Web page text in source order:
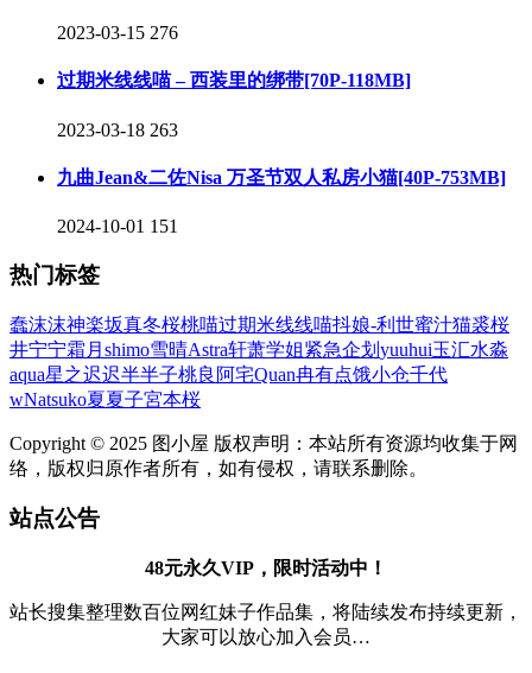
2023-03-15 276
过期米线线喵 – 西装里的绑带[70P-118MB]
2023-03-18 263
九曲Jean&二佐Nisa 万圣节双人私房小猫[40P-753MB]
2024-10-01 151
热门标签
蠢沫沫神楽坂真冬桜桃喵过期米线线喵抖娘-利世蜜汁猫裘桜
井宁宁霜月shimo雪晴Astra轩萧学姐紧急企划 yuuhui玉汇水淼
aqua星之迟迟半半子桃良阿宅Quan冉有点饿小仓千代
wNatsuko夏夏子宮本桜
Copyright © 2025 图小屋 版权声明：本站所有资源均收集于网
络，版权归原作者所有，如有侵权，请联系删除。
站点公告
48元永久VIP，限时活动中！
站长搜集整理数百位网红妹子作品集，将陆续发布持续更新，
大家可以放心加入会员…